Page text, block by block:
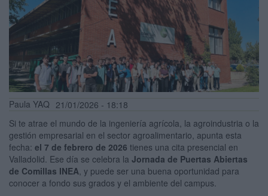
Paula YAQ 21/01/2026 - 18:18
Si te atrae el mundo de la ingeniería agrícola, la agroindustria o la
gestión empresarial en el sector agroalimentario, apunta esta
fecha: el 7 de febrero de 2026 tienes una cita presencial en
Valladolid. Ese día se celebra la Jornada de Puertas Abiertas
de Comillas INEA , y puede ser una buena oportunidad para
conocer a fondo sus grados y el ambiente del campus.